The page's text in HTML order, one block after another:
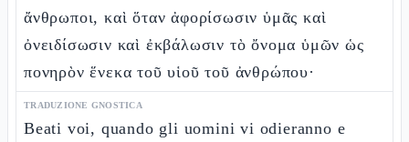
ἄνθρωποι, καὶ ὅταν ἀφορίσωσιν ὑμᾶς καὶ
ὀνειδίσωσιν καὶ ἐκβάλωσιν τὸ ὄνομα ὑμῶν ὡς
πονηρὸν ἕνεκα τοῦ υἱοῦ τοῦ ἀνθρώπου·
TRADUZIONE GNOSTICA
Beati voi, quando gli uomini vi odieranno e